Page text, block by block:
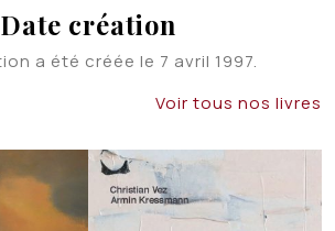
Date création
a été créée le 7 avril 1997.
Voir tous nos livres